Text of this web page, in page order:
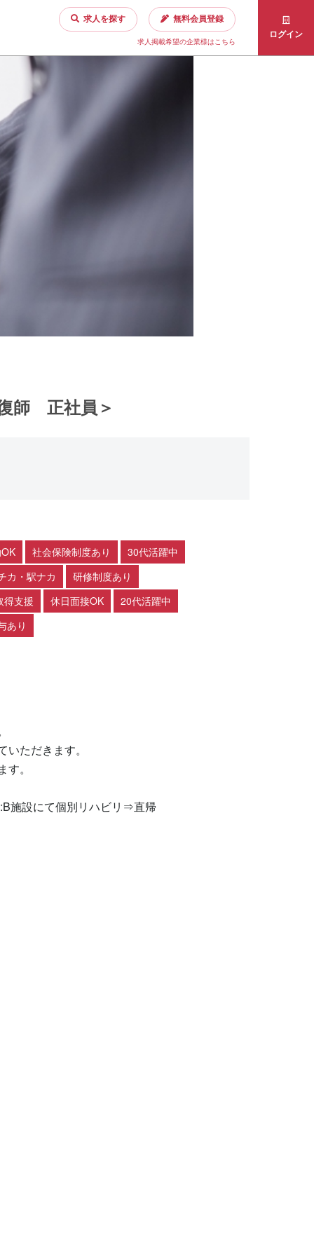
求人を探す 無料会員登録
求人掲載希望の企業様はこちら
ログイン
師 正社員＞
社会保険制度あり
30代活躍中
カ・駅ナカ
研修制度あり
得支援
休日面接OK
20代活躍中
あり
ただきます。
。
施設にて個別リハビリ⇒直帰